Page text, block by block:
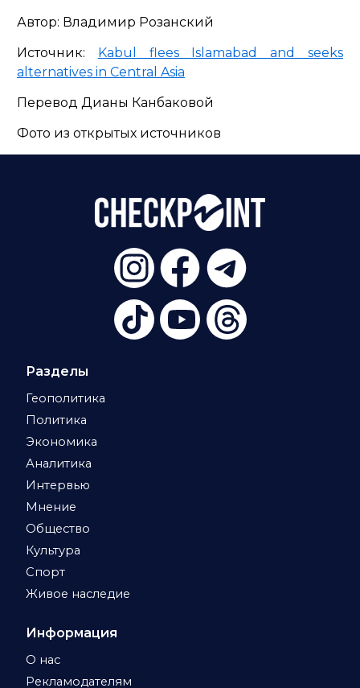
Автор: Владимир Розанский
Источник: Kabul flees Islamabad and seeks
alternatives in Central Asia
Перевод Дианы Канбаковой
Фото из открытых источников
Разделы
Геополитика
Политика
Экономика
Аналитика
Интервью
Мнение
Общество
Культура
Спорт
Живое наследие
Информация
О нас
Рекламодателям